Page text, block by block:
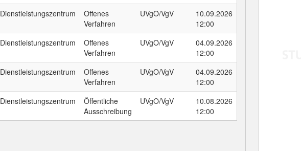
Dienstleistungszentrum
Offenes
Verfahren
UVgO/VgV
10.09.2026
12:00
Dienstleistungszentrum
Offenes
Verfahren
UVgO/VgV
04.09.2026
12:00
Dienstleistungszentrum
Offenes
Verfahren
UVgO/VgV
04.09.2026
12:00
Dienstleistungszentrum
Öffentliche
Ausschreibung
UVgO/VgV
10.08.2026
12:00